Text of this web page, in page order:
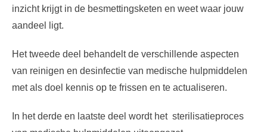
inzicht krijgt in de besmettingsketen en weet waar jouw
aandeel ligt.
Het tweede deel behandelt de verschillende aspecten
van reinigen en desinfectie van medische hulpmiddelen
met als doel kennis op te frissen en te actualiseren.
In het derde en laatste deel wordt het sterilisatieproces